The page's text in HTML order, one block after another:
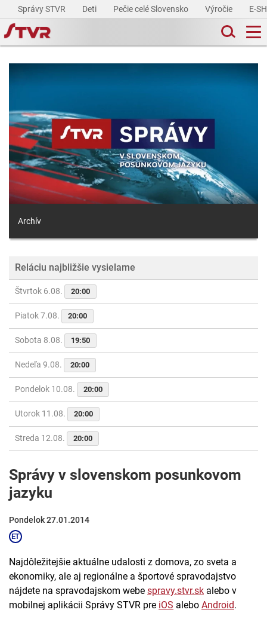
Správy STVR Deti Pečie celé Slovensko Výročie E-
Archív
Reláciu najbližšie vysielame
Štvrtok 6.08. 20:00
Piatok 7.08. 20:00
Sobota 8.08. 19:50
Nedeľa 9.08. 20:00
Pondelok 10.08. 20:00
Utorok 11.08. 20:00
Streda 12.08. 20:00
Správy v slovenskom posunkovom
jazyku
Pondelok 27.01.2014
Najdôležitejšie aktuálne udalosti z domova, zo sveta a
ekonomiky, ale aj regionálne a športové spravodajstvo
nájdete na spravodajskom webe spravy.stvr.sk alebo v
mobilnej aplikácii Správy STVR pre iOS alebo Android.